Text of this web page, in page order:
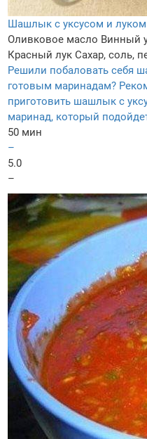
Шашлык с уксусом и луком
Оливковое масло Винный
Красный лук Сахар, соль,
Решили побаловать себя
готовым маринадам?
приготовить шашлык с
маринад, который
50 мин
–
5.0
–